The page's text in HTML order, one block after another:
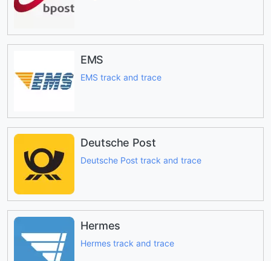
EMS
EMS track and trace
Deutsche Post
Deutsche Post track and trace
Hermes
Hermes track and trace